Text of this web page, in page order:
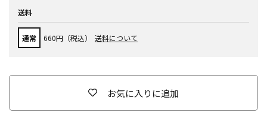
送料
通常 660円（税込） 送料について
お気に入りに追加